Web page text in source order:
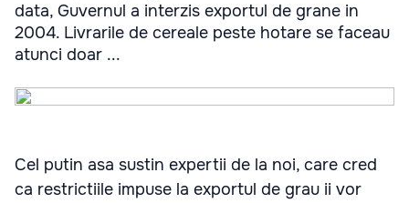
data, Guvernul a interzis exportul de grane in
2004. Livrarile de cereale peste hotare se faceau
atunci doar ...
Cel putin asa sustin expertii de la noi, care cred
ca restrictiile impuse la exportul de grau ii vor